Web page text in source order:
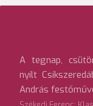
A tegnap,
nyílt
András